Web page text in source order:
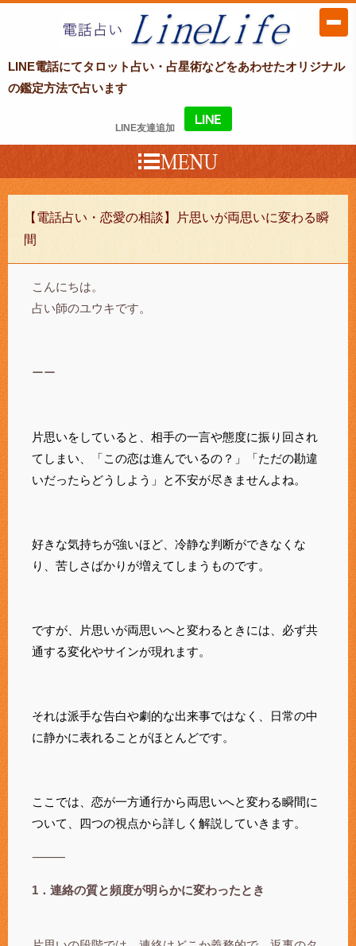
LINE電話占い LineLife〜ラインライ
フ〜
LINE電話にてタロット占い・占星術などをあわせたオリジナル
の鑑定方法で占います
LINE友達追加
【電話占い・恋愛の相談】片思いが両思いに変わる瞬
間
こんにちは。
占い師のユウキです。
ーー
片思いをしていると、相手の一言や態度に振り回され
てしまい、「この恋は進んでいるの？」「ただの勘違
いだったらどうしよう」と不安が尽きませんよね。
好きな気持ちが強いほど、冷静な判断ができなくな
り、苦しさばかりが増えてしまうものです。
ですが、片思いが両思いへと変わるときには、必ず共
通する変化やサインが現れます。
それは派手な告白や劇的な出来事ではなく、日常の中
に静かに表れることがほとんどです。
ここでは、恋が一方通行から両思いへと変わる瞬間に
ついて、四つの視点から詳しく解説していきます。
⸻
1．連絡の質と頻度が明らかに変わったとき